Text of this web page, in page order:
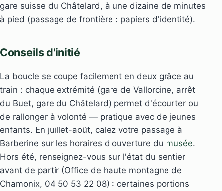
gare suisse du Châtelard, à une dizaine de minutes
à pied (passage de frontière : papiers d'identité).
Conseils d'initié
La boucle se coupe facilement en deux grâce au
train : chaque extrémité (gare de Vallorcine, arrêt
du Buet, gare du Châtelard) permet d'écourter ou
de rallonger à volonté — pratique avec de jeunes
enfants. En juillet-août, calez votre passage à
Barberine sur les horaires d'ouverture du musée.
Hors été, renseignez-vous sur l'état du sentier
avant de partir (Office de haute montagne de
Chamonix, 04 50 53 22 08) : certaines portions